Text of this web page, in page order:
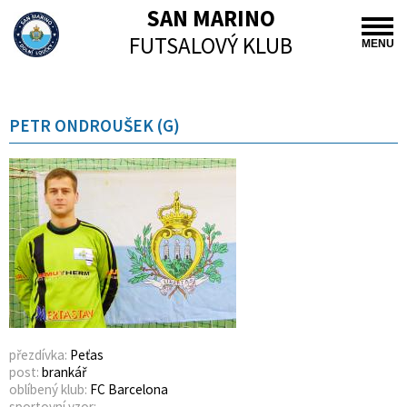
MENU
SAN MARINO
FUTSALOVÝ KLUB
PETR ONDROUŠEK (G)
přezdívka: Peťas
post: brankář
oblíbený klub: FC Barcelona